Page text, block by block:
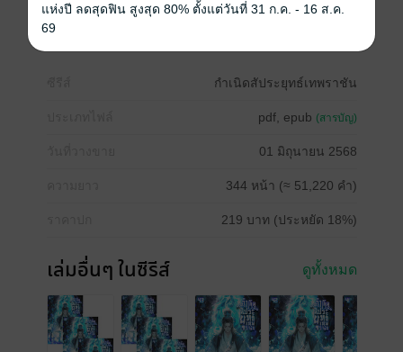
นิยายจีนแปล
กำเนิดสัประยุทธ์เทพราชัน
pdf, epub (สารบัญ)
01 มิถุนายน 2568
344 หน้า (≈ 51,220 คำ)
219 บาท (ประหยัด 18%)
เล่มอื่นๆ ในซีรีส์ ดูทั้งหมด
แห่งปี ลดสุดฟิน สูงสุด 80% ตั้งแต่วันที่ 31 ก.ค. - 16 ส.ค.
69